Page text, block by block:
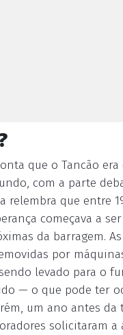
que o Tancão
com a parte
relembra que entre
começava a
da barragem.
por
levado para o
— o que pode ter
um ano antes da
solicitaram a